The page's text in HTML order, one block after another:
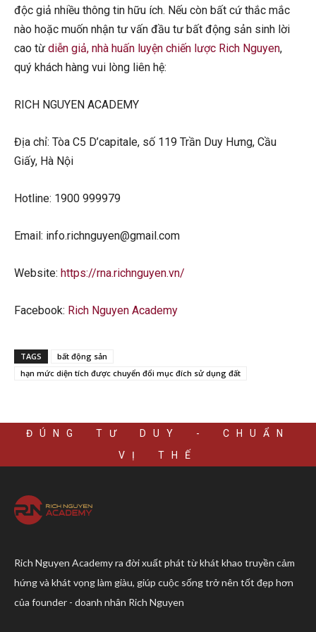
độc giả nhiều thông tin hữu ích. Nếu còn bất cứ thắc mắc
nào hoặc muốn nhận tư vấn đầu tư bất động sản sinh lời
cao từ diễn giả, nhà huấn luyện chiến lược Rich Nguyen,
quý khách hàng vui lòng liên hệ:
RICH NGUYEN ACADEMY
Địa chỉ: Tòa C5 D’capitale, số 119 Trần Duy Hưng, Cầu
Giấy, Hà Nội
Hotline: 1900 999979
Email: info.richnguyen@gmail.com
Website: https://rna.richnguyen.vn/
Facebook: Rich Nguyen Academy
TAGS
bất động sản
hạn mức diện tích được chuyển đổi mục đích sử dụng đất
ĐÚNG TƯ DUY - CHUẨN
VỊ THẾ
Rich Nguyen Academy ra đời xuất phát từ khát khao truyền cảm
hứng và khát vọng làm giàu, giúp cuộc sống trở nên tốt đẹp hơn
của founder - doanh nhân Rich Nguyen